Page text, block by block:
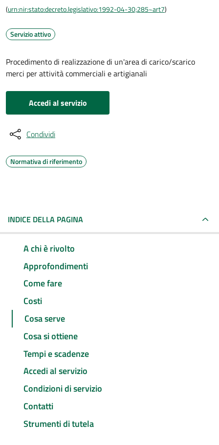
(urn:nir:stato:decreto.legislativo:1992-04-30;285~art7)
Servizio attivo
Procedimento di realizzazione di un'area di carico/scarico
merci per attività commerciali e artigianali
Accedi al servizio
Condividi
Normativa di riferimento
INDICE DELLA PAGINA
A chi è rivolto
Approfondimenti
Come fare
Costi
Cosa serve
Cosa si ottiene
Tempi e scadenze
Accedi al servizio
Condizioni di servizio
Contatti
Strumenti di tutela